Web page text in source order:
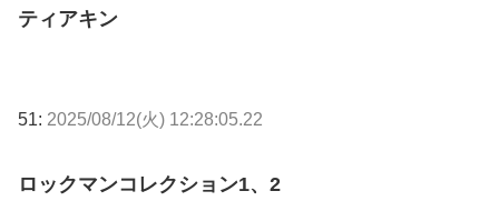
ティアキン
51: 2025/08/12(火) 12:28:05.22
ロックマンコレクション1、2